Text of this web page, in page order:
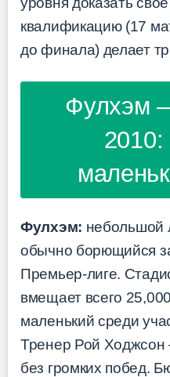
квалификацию (17
до финала) делает
Фулхэм
2010:
Фулхэм: небольшой
обычно борющийся
Премьер-лиге.
вмещает всего
маленький среди
Тренер Рой Ходжсон
без громких побед.